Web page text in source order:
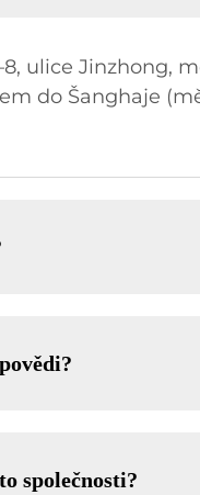
ulice Jinzhong,
do Šanghaje
společnosti?